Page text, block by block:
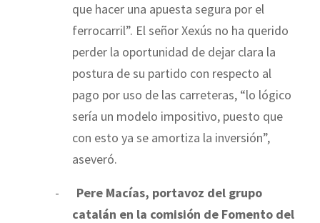
que hacer una apuesta segura por el
ferrocarril”. El señor Xexús no ha querido
perder la oportunidad de dejar clara la
postura de su partido con respecto al
pago por uso de las carreteras, “lo lógico
sería un modelo impositivo, puesto que
con esto ya se amortiza la inversión”,
aseveró.
- Pere Macías, portavoz del grupo
catalán en la comisión de Fomento del